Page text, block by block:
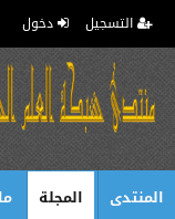
التسجيل دخول
المنتدى المجلة